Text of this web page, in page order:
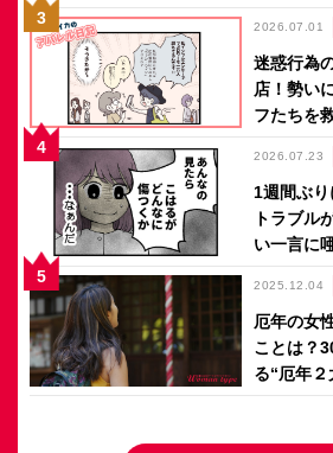
アパレル
2026.07.01
迷惑行為
店！勢い
フたちを
のアパレ
2026.07.23
1週間ぶ
トラブル
い一言に
ないのは
2025.12.04
厄年の女
ことは？
る“厄年
解説【